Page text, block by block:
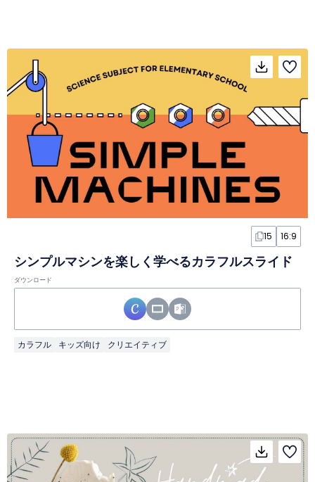
15 16:9
シンプルマシンを楽しく学べるカラフルスライド
ダウンロード
カラフル キッズ向け クリエイティブ